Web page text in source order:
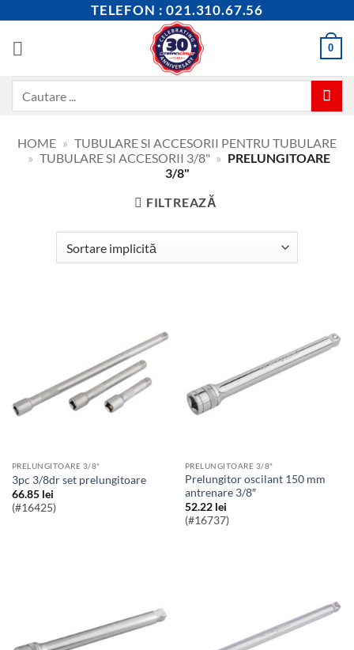
content
TELEFON : 021.310.67.56
0
HOME » TUBULARE SI ACCESORII PENTRU TUBULARE
» TUBULARE SI ACCESORII 3/8" » PRELUNGITOARE
3/8"
FILTREAZĂ
PRELUNGITOARE 3/8"
3pc 3/8dr set prelungitoare
66.85 lei
(#16425)
PRELUNGITOARE 3/8"
Prelungitor oscilant 150 mm
antrenare 3/8″
52.22 lei
(#16737)